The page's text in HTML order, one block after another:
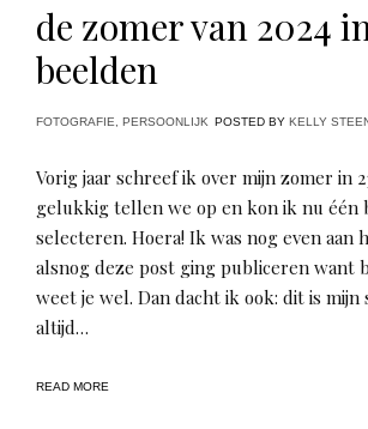
de zomer van 2024
beelden
FOTOGRAFIE PERSOONLIJK POSTED BY KELLY
Vorig jaar schreef ik over mijn zomer in
gelukkig tellen we op en kon ik nu één
selecteren. Hoera! Ik was nog even aan
alsnog deze post ging publiceren want
weet je wel. Dan dacht ik ook: dit is mijn
altijd…
READ MORE